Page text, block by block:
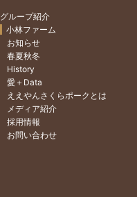
グループ紹介
小林ファーム
お知らせ
春夏秋冬
History
愛＋Data
ええやんさくらポークとは
メディア紹介
採用情報
お問い合わせ